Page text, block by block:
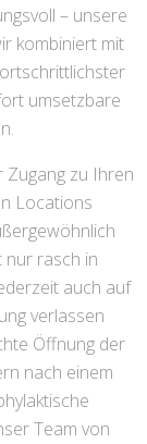
– unsere
kombiniert mit
umsetzbare
Zugang zu Ihren
Locations
nur rasch in
auch auf
verlassen
Öffnung der
nach einem
Team von